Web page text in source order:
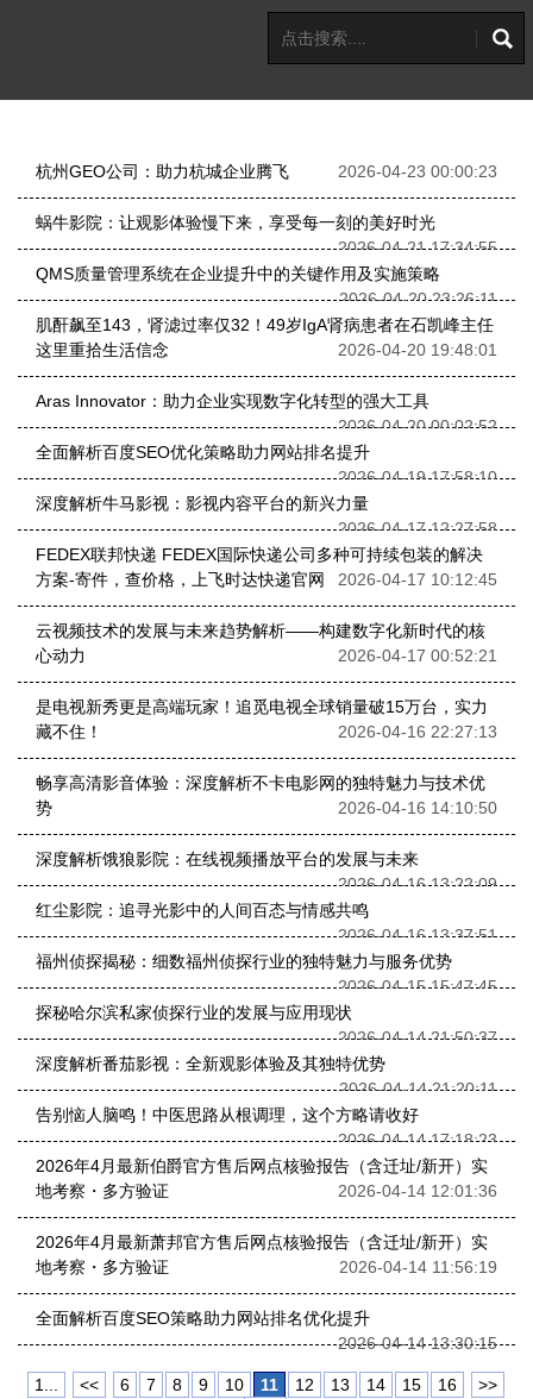
杭州GEO公司：助力杭城企业腾飞 2026-04-23 00:00:23
蜗牛影院：让观影体验慢下来，享受每一刻的美好时光
2026-04-21 17:34:55
QMS质量管理系统在企业提升中的关键作用及实施策略
2026-04-20 23:26:11
肌酐飙至143，肾滤过率仅32！49岁IgA肾病患者在石凯峰主任
这里重拾生活信念
2026-04-20 19:48:01
Aras Innovator：助力企业实现数字化转型的强大工具
2026-04-20 00:02:52
全面解析百度SEO优化策略助力网站排名提升
2026-04-19 17:58:10
深度解析牛马影视：影视内容平台的新兴力量
2026-04-17 12:27:58
FEDEX联邦快递 FEDEX国际快递公司多种可持续包装的解决
方案-寄件，查价格，上飞时达快递官网
2026-04-17 10:12:45
云视频技术的发展与未来趋势解析——构建数字化新时代的核
心动力
2026-04-17 00:52:21
是电视新秀更是高端玩家！追觅电视全球销量破15万台，实力
藏不住！
2026-04-16 22:27:13
畅享高清影音体验：深度解析不卡电影网的独特魅力与技术优
势
2026-04-16 14:10:50
深度解析饿狼影院：在线视频播放平台的发展与未来
2026-04-16 13:22:09
红尘影院：追寻光影中的人间百态与情感共鸣
2026-04-16 13:37:51
福州侦探揭秘：细数福州侦探行业的独特魅力与服务优势
2026-04-15 15:47:45
探秘哈尔滨私家侦探行业的发展与应用现状
2026-04-14 21:50:37
深度解析番茄影视：全新观影体验及其独特优势
2026-04-14 21:20:11
告别恼人脑鸣！中医思路从根调理，这个方略请收好
2026-04-14 17:18:23
2026年4月最新伯爵官方售后网点核验报告（含迁址/新开）实
地考察・多方验证
2026-04-14 12:01:36
2026年4月最新萧邦官方售后网点核验报告（含迁址/新开）实
地考察・多方验证
2026-04-14 11:56:19
全面解析百度SEO策略助力网站排名优化提升
2026-04-14 13:30:15
1... << 6 7 8 9 10 11 12 13 14 15 16
>>